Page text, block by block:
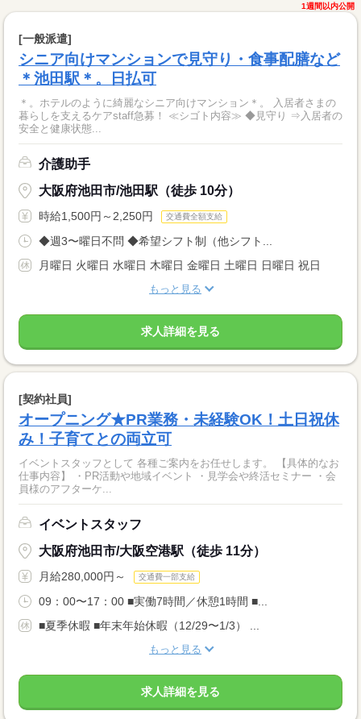
1週間以内公開
[一般派遣]
シニア向けマンションで見守り・食事配膳など
＊池田駅＊。日払可
＊。ホテルのように綺麗なシニア向けマンション＊。 入居者さまの
暮らしを支えるケアstaff急募！ ≪シゴト内容≫ ◆見守り ⇒入居者の
安全と健康状態...
介護助手
大阪府池田市/池田駅（徒歩 10分）
時給1,500円～2,250円 交通費全額支給
◆週3〜曜日不問 ◆希望シフト制（他シフト...
月曜日 火曜日 水曜日 木曜日 金曜日 土曜日 日曜日 祝日
もっと見る
求人詳細を見る
[契約社員]
オープニング★PR業務・未経験OK！土日祝休
み！子育てとの両立可
イベントスタッフとして 各種ご案内をお任せします。 【具体的なお
仕事内容】 ・PR活動や地域イベント ・見学会や終活セミナー ・会
員様のアフターケ...
イベントスタッフ
大阪府池田市/大阪空港駅（徒歩 11分）
月給280,000円～ 交通費一部支給
09：00〜17：00 ■実働7時間／休憩1時間 ■...
■夏季休暇 ■年末年始休暇（12/29〜1/3） ...
もっと見る
求人詳細を見る